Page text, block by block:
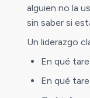
alguien no la
sin saber si
Un liderazgo
En qué
En qué